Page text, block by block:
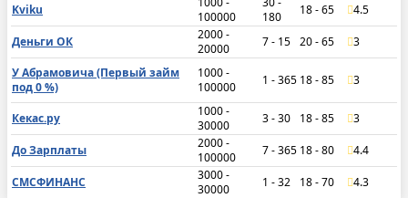
Kviku
100000
180
18 - 65 4.5
Деньги ОК
2000 -
20000
7 - 15 20 - 65
3
У Абрамовича (Первый займ
под 0 %)
1000 -
100000
1 - 365 18 - 85 3
Кекас.ру
1000 -
30000
3 - 30 18 - 85 3
До Зарплаты
2000 -
100000
7 - 365 18 - 80 4.4
СМСФИНАНС
3000 -
30000
1 - 32 18 - 70 4.3